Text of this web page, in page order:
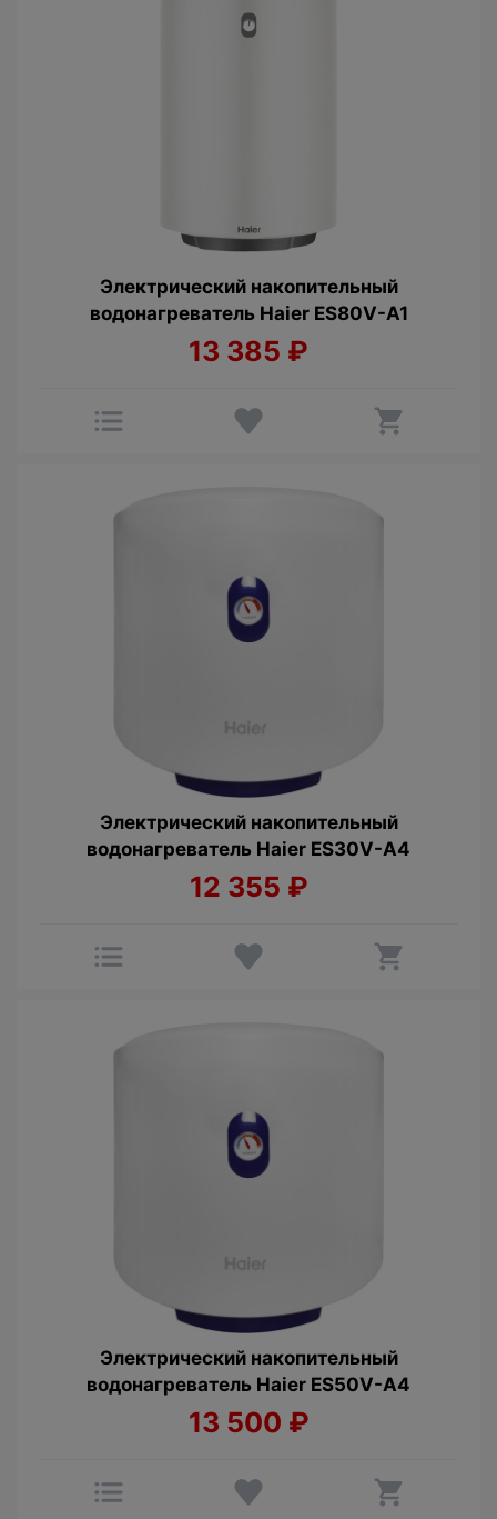
Электрический накопительный
водонагреватель Haier ES80V-A1
13 385 ₽
Электрический накопительный
водонагреватель Haier ES30V-A4
12 355 ₽
Электрический накопительный
водонагреватель Haier ES50V-A4
13 500 ₽